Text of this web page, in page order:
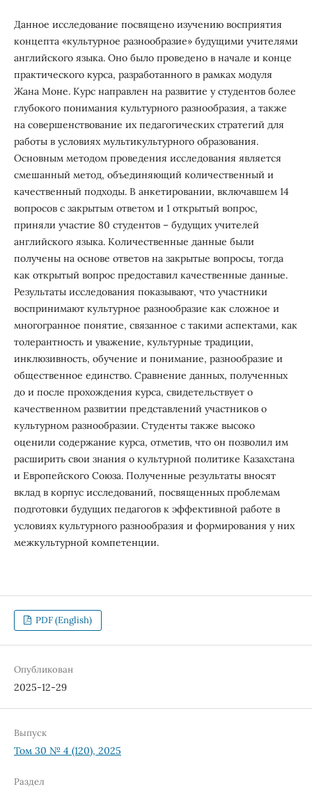
Данное исследование посвящено изучению восприятия
концепта «культурное разнообразие» будущими учителями
английского языка. Оно было проведено в начале и конце
практического курса, разработанного в рамках модуля
Жана Моне. Курс направлен на развитие у студентов более
глубокого понимания культурного разнообразия, а также
на совершенствование их педагогических стратегий для
работы в условиях мультикультурного образования.
Основным методом проведения исследования является
смешанный метод, объединяющий количественный и
качественный подходы. В анкетировании, включавшем 14
вопросов с закрытым ответом и 1 открытый вопрос,
приняли участие 80 студентов – будущих учителей
английского языка. Количественные данные были
получены на основе ответов на закрытые вопросы, тогда
как открытый вопрос предоставил качественные данные.
Результаты исследования показывают, что участники
воспринимают культурное разнообразие как сложное и
многогранное понятие, связанное с такими аспектами, как
толерантность и уважение, культурные традиции,
инклюзивность, обучение и понимание, разнообразие и
общественное единство. Сравнение данных, полученных
до и после прохождения курса, свидетельствует о
качественном развитии представлений участников о
культурном разнообразии. Студенты также высоко
оценили содержание курса, отметив, что он позволил им
расширить свои знания о культурной политике Казахстана
и Европейского Союза. Полученные результаты вносят
вклад в корпус исследований, посвященных проблемам
подготовки будущих педагогов к эффективной работе в
условиях культурного разнообразия и формирования у них
межкультурной компетенции.
PDF (English)
Опубликован
2025-12-29
Выпуск
Том 30 № 4 (120), 2025
Раздел